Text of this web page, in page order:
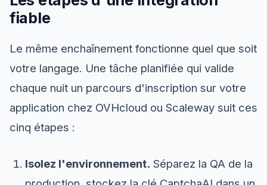
fiable
Le même enchaînement fonctionne quel que soit
votre langage. Une tâche planifiée qui valide
chaque nuit un parcours d'inscription sur votre
application chez OVHcloud ou Scaleway suit ces
cinq étapes :
Isolez l'environnement. Séparez la QA de la